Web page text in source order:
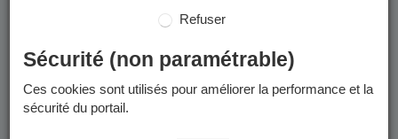
modules et des stages se trouvent dans les documents à
Stages sportifs des vacances d'été
Les inscriptions aux stages sportifs de cet été (stages
Refuser
Sécurité (non paramétrable)
Ces cookies sont utilisés pour améliorer la performance et la
sécurité du portail.